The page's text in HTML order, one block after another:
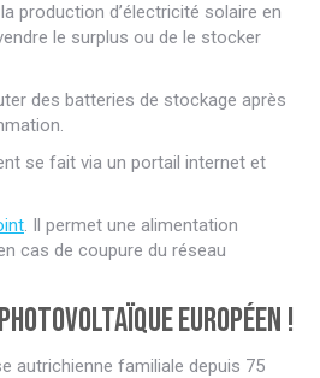
production d’électricité solaire en
le surplus ou de le stocker
des batteries de stockage après
se fait via un portail internet et
. Il permet une alimentation
cas de coupure du réseau
européen !
autrichienne familiale depuis 75